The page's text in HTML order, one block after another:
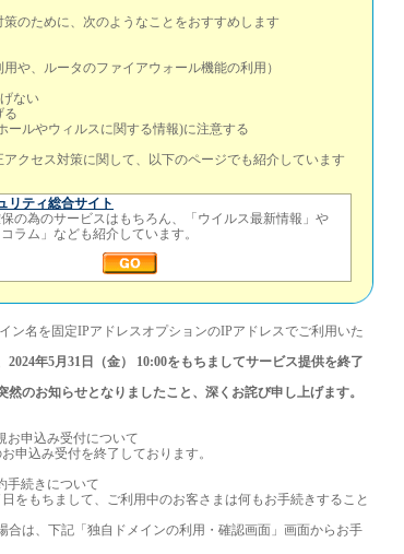
のために、次のようなことをおすすめします
、ルータのファイアウォール機能の利用）
ない
る
ールやウィルスに関する情報)に注意する
クセス対策に関して、以下のページでも紹介しています
リティ総合サイト
の為のサービスはもちろん、「ウイルス最新情報」や
ラム」なども紹介しています。
ン名を固定IPアドレスオプションのIPアドレスでご利用いた
年5月31日（金） 10:00をもちましてサービス提供を終了
のお知らせとなりましたこと、深くお詫び申し上げます。
お申込み受付について
申込み受付を終了しております。
手続きについて
をもちまして、ご利用中のお客さまは何もお手続きすること
合は、下記「独自ドメインの利用・確認画面」画面からお手